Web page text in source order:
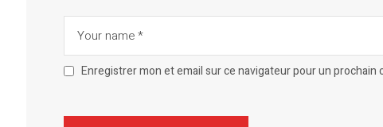
Enregistrer mon et email sur ce navigateur pour un prochain